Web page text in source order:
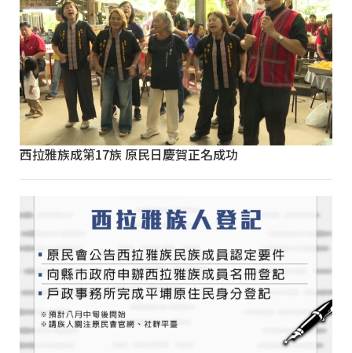
西拉雅族成第17族 原民日慶賀正名成功